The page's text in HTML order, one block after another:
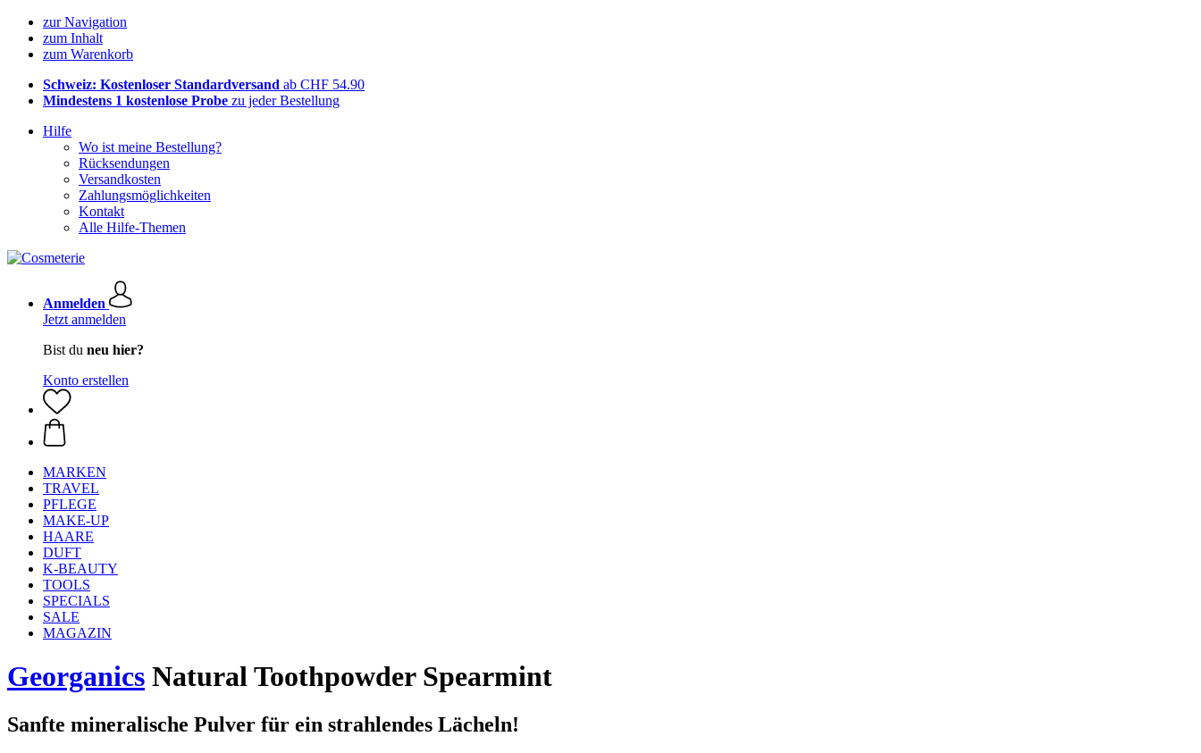
zur Navigation
zum Inhalt
zum Warenkorb
Schweiz: Kostenloser Standardversand ab CHF 54.90
Mindestens 1 kostenlose Probe zu jeder Bestellung
Hilfe
Wo ist meine Bestellung?
Rücksendungen
Versandkosten
Zahlungsmöglichkeiten
Kontakt
Alle Hilfe-Themen
Anmelden
Jetzt anmelden
Bist du neu hier?
Konto erstellen
MARKEN
TRAVEL
PFLEGE
MAKE-UP
HAARE
DUFT
K-BEAUTY
TOOLS
SPECIALS
SALE
MAGAZIN
Georganics Natural Toothpowder Spearmint
Sanfte mineralische Pulver für ein strahlendes Lächeln!